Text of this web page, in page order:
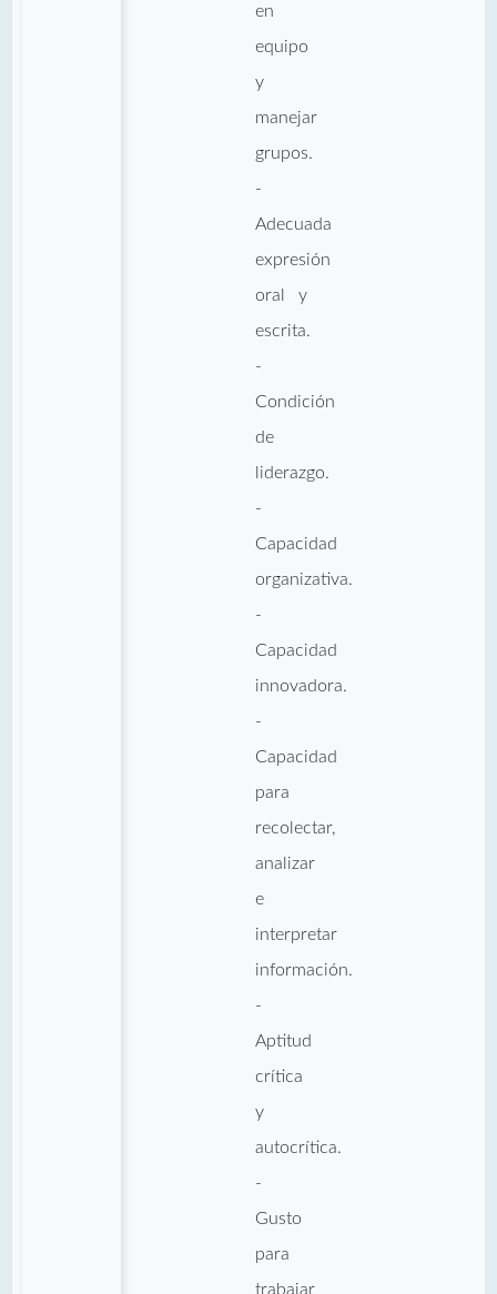
en
equipo
y
manejar
grupos.
-
Adecuada
expresión
oral y
escrita.
-
Condición
de
liderazgo.
-
Capacidad
organizativa.
-
Capacidad
innovadora.
-
Capacidad
para
recolectar,
analizar
e
interpretar
información.
-
Aptitud
crítica
y
autocrítica.
-
Gusto
para
trabajar